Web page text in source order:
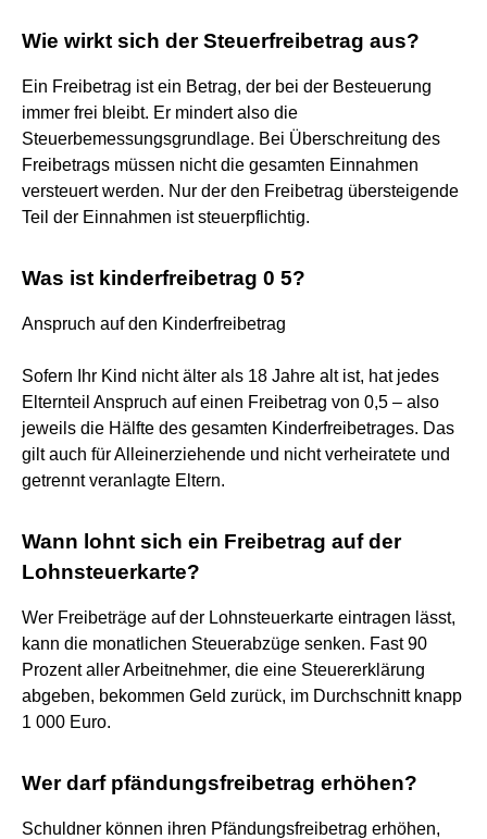
Wie wirkt sich der Steuerfreibetrag aus?
Ein Freibetrag ist ein Betrag, der bei der Besteuerung
immer frei bleibt. Er mindert also die
Steuerbemessungsgrundlage. Bei Überschreitung des
Freibetrags müssen nicht die gesamten Einnahmen
versteuert werden. Nur der den Freibetrag übersteigende
Teil der Einnahmen ist steuerpflichtig.
Was ist kinderfreibetrag 0 5?
Anspruch auf den Kinderfreibetrag
Sofern Ihr Kind nicht älter als 18 Jahre alt ist, hat jedes
Elternteil Anspruch auf einen Freibetrag von 0,5 – also
jeweils die Hälfte des gesamten Kinderfreibetrages. Das
gilt auch für Alleinerziehende und nicht verheiratete und
getrennt veranlagte Eltern.
Wann lohnt sich ein Freibetrag auf der
Lohnsteuerkarte?
Wer Freibeträge auf der Lohnsteuerkarte eintragen lässt,
kann die monatlichen Steuerabzüge senken. Fast 90
Prozent aller Arbeitnehmer, die eine Steuererklärung
abgeben, bekommen Geld zurück, im Durchschnitt knapp
1 000 Euro.
Wer darf pfändungsfreibetrag erhöhen?
Schuldner können ihren Pfändungsfreibetrag erhöhen,